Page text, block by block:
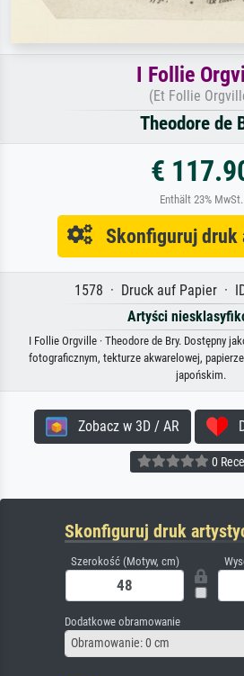
I Follie
(Et Follie
Theodore de
€
Enthält 23% MwSt.
Skonfiguruj druk
1578 · Druck auf Papier ·
Artyści
I Follie Orgville · Theodore de Bry. Dostępny
fotograficznym, tekturze akwarelowej,
japońskim.
Zobacz w 3D / AR
0
Skonfiguruj druk
Szerokość (Motyw, cm)
Dodatkowe obramowanie
Obramowanie: 0 cm